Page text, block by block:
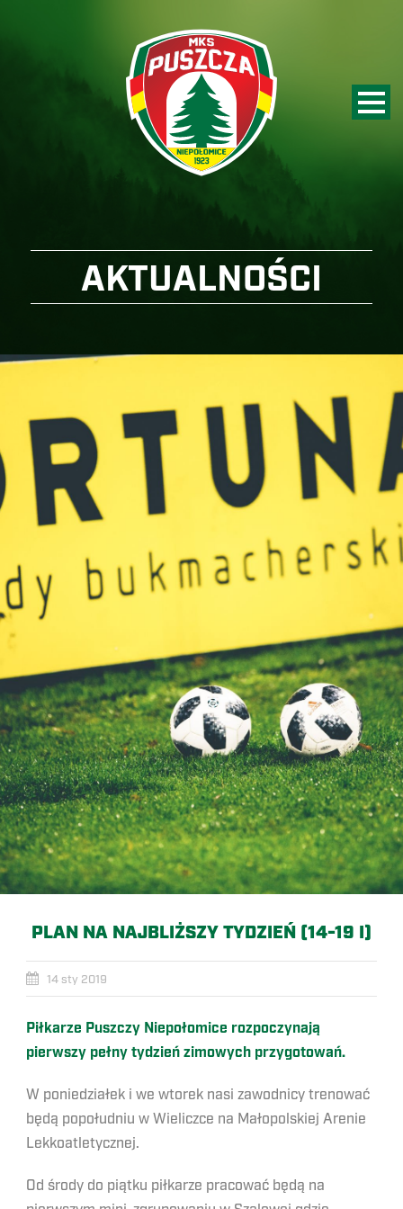
AKTUALNOŚCI
PLAN NA NAJBLIŻSZY TYDZIEŃ (14-19 I)
14 sty 2019
Piłkarze Puszczy Niepołomice rozpoczynają
pierwszy pełny tydzień zimowych przygotowań.
W poniedziałek i we wtorek nasi zawodnicy trenować
będą popołudniu w Wieliczce na Małopolskiej Arenie
Lekkoatletycznej.
Od środy do piątku piłkarze pracować będą na